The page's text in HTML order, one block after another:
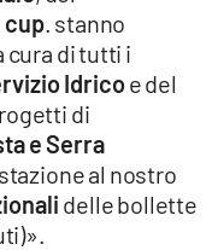
cup. stanno
cura di tutti i
Idricoe del
di
e Serra
al nostro
delle bollette